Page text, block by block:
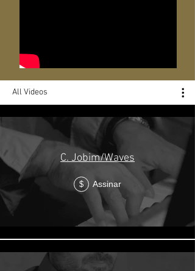
All Videos
C. Jobim/Waves
$ Assinar